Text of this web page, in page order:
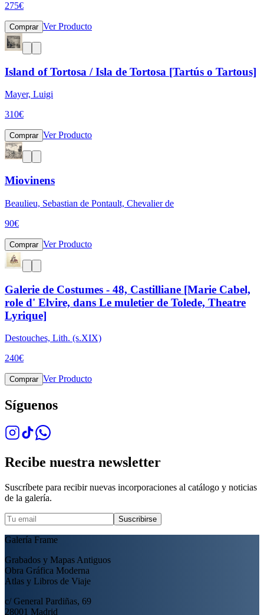
275€
Comprar Ver Producto
Island of Tortosa / Isla de Tortosa [Tartús o Tartous]
Mayer, Luigi
310€
Comprar Ver Producto
Miovinens
Beaulieu, Sebastian de Pontault, Chevalier de
90€
Comprar Ver Producto
Galerie de Costumes - 48, Castilliane [Marie Cabel,
role d' Elvire, dans Le muletier de Tolede, Theatre
Lyrique]
Destouches, Lith. (s.XIX)
240€
Comprar Ver Producto
Síguenos
Recibe nuestra newsletter
Suscríbete para recibir nuevas incorporaciones al catálogo y noticias
de la galería.
Suscribirse
Galería Frame
Grabados y Mapas Antiguos
Obra Gráfica Moderna
Atlas y Libros de Viaje
c/ General Pardiñas, 69
28001 Madrid